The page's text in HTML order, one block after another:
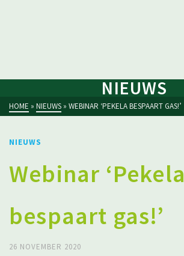
NIEUWS
HOME » NIEUWS » WEBINAR ‘PEKELA BESPAART GAS!’
NIEUWS
Webinar ‘Pekela
bespaart gas!’
26 NOVEMBER 2020